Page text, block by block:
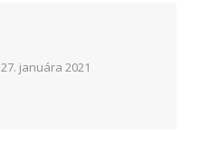
27. januára 2021